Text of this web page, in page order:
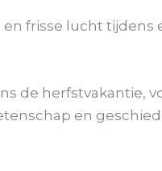
frisse lucht tijdens
de herfstvakantie,
en